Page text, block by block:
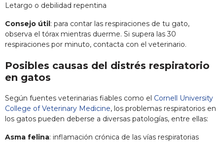
Letargo o debilidad repentina
Consejo útil: para contar las respiraciones de tu gato,
observa el tórax mientras duerme. Si supera las 30
respiraciones por minuto, contacta con el veterinario.
Posibles causas del distrés respiratorio
en gatos
Según fuentes veterinarias fiables como el Cornell University
College of Veterinary Medicine, los problemas respiratorios en
los gatos pueden deberse a diversas patologías, entre ellas:
Asma felina: inflamación crónica de las vías respiratorias